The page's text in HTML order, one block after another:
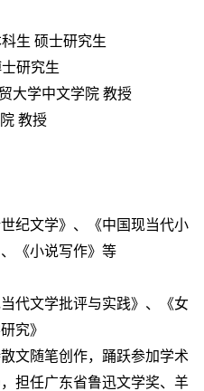
生 硕士研究生
研究生
大学中文学院 教授
教授
纪文学》、《中国现当代小
《小说写作》等
代文学批评与实践》、《女
究》
文随笔创作，踊跃参加学术
担任广东省鲁迅文学奖、羊